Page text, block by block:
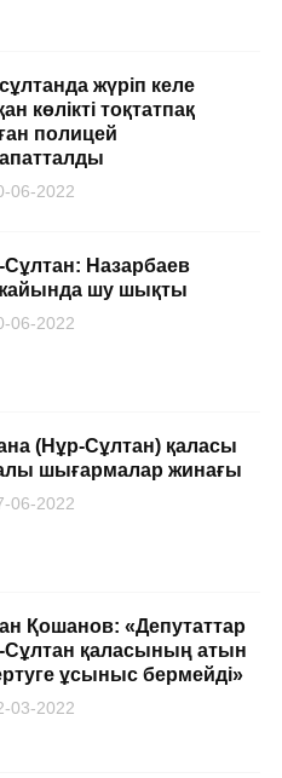
жүріп келе
көлікті тоқтатпақ
полицей
06-2022
Сұлтан: Назарбаев
шу шықты
06-2022
(Нұр-Сұлтан) қаласы
шығармалар жинағы
06-2022
Қошанов: «Депутаттар
Сұлтан қаласының атын
ұсыныс бермейді»
03-2022